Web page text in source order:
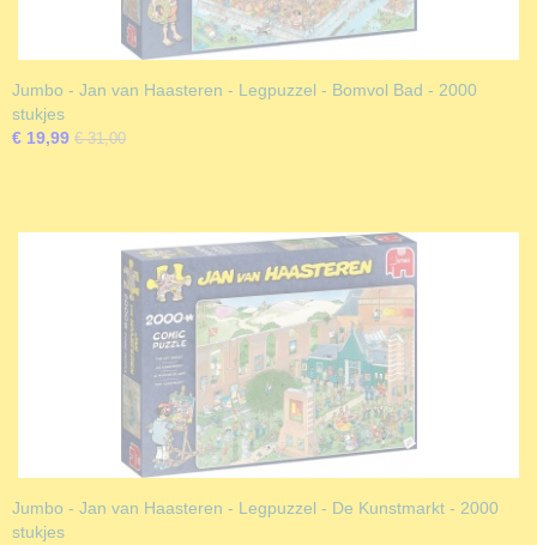
Jumbo - Jan van Haasteren - Legpuzzel - Bomvol Bad - 2000
stukjes
€ 19,99 € 31,00
Jumbo - Jan van Haasteren - Legpuzzel - De Kunstmarkt - 2000
stukjes